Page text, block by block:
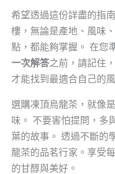
希望透過這份詳盡的指
樓，無論是產地、風味
點，都能夠掌握。 在您
一次解答之前，請記住
才能找到最適合自己的
選購凍頂烏龍茶，就像
味。 不要害怕提問，多
葉的故事。 透過不斷的
龍茶的品茗行家。享受
的甘醇與美好。